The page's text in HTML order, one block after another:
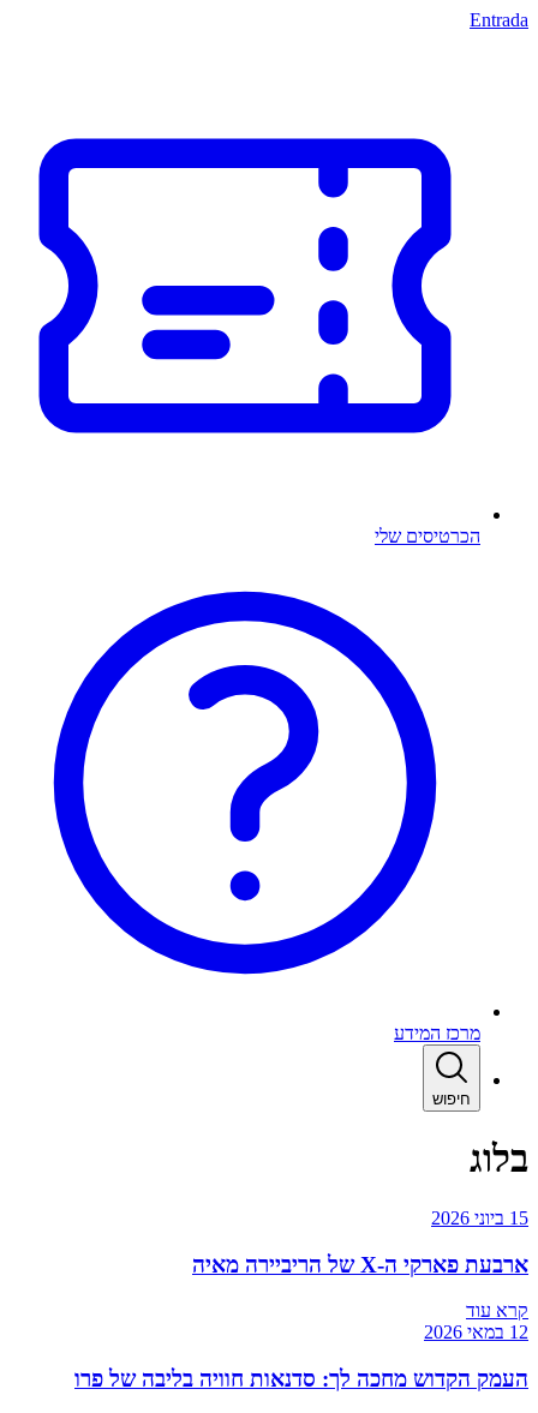
Entrada
הכרטיסים שלי
מרכז המידע
חיפוש
בלוג
15 ביוני 2026
ארבעת פארקי ה-X של הריביירה מאיה
קרא עוד
12 במאי 2026
העמק הקדוש מחכה לך: סדנאות חוויה בליבה של פרו